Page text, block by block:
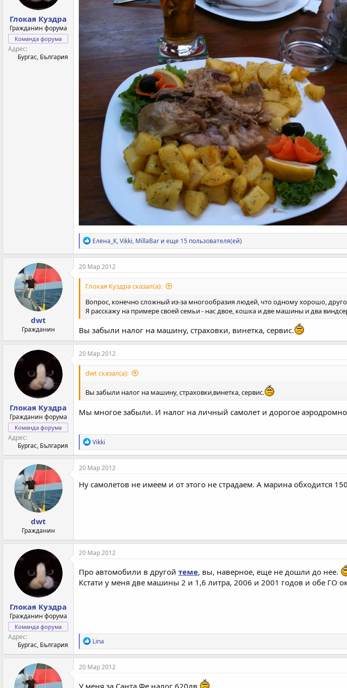
Глокая Куздра
Гражданин форума
Команда форума
Адрес
Бургас, България
Р
е
а
к
и
Елена_К,Vikki, MillaBar и еще 15 пользователя(ей)
dwt
Гражданин
20 Мар 2012
Глокая Куздра сказал(а):
Вопрос, конечно сложный из-за многообразия людей, что одному хорошо,
Я расскажу на примере своей семьи - нас двое, кошка и две машины и два
Вы забыли налог на машину, страховки, винетка, сервис.
Глокая Куздра
Гражданин форума
Команда форума
Адрес
Бургас, България
20 Мар 2012
dwt сказал(а):
Вы забыли налог на машину, страховки,винетка, сервис.
Мы многое забыли. И налог на личный самолет и дорогое
Р
е
а
к
и
и
Vikki
dwt
Гражданин
20 Мар 2012
Ну самолетов не имеем и от этого не страдаем. А марина обходится
Глокая Куздра
Гражданин форума
Команда форума
Адрес
Бургас, България
20 Мар 2012
Про автомобили в другой теме, вы, наверное, еще не дошли до нее.
Кстати у меня две машины 2 и 1,6 литра, 2006 и 2001 годов и обе ГО
Р
е
а
к
Lina
20 Мар 2012
У меня за Санта Фе налог 620лв.